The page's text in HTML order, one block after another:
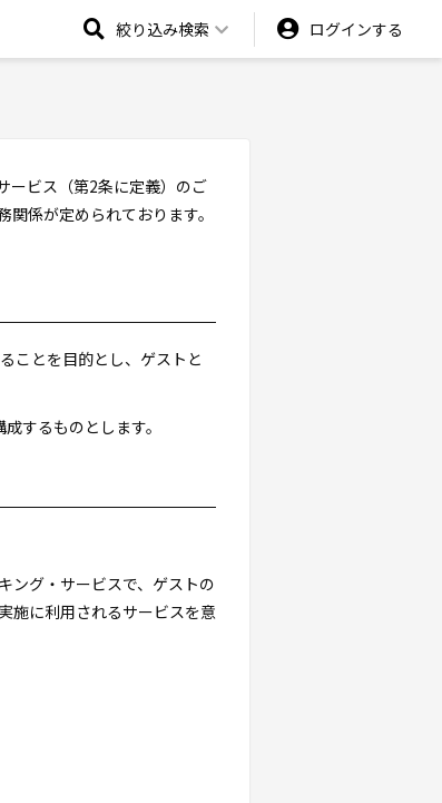
絞り込み検索 ログインする
ービス（第2条に定義）のご
係が定められております。
ことを目的とし、ゲストと
するものとします。
ング・サービスで、ゲストの
施に利用されるサービスを意